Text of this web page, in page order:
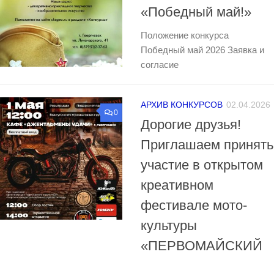
«Победный май!»
Положение конкурса
Победный май 2026 Заявка и
согласие
0
АРХИВ КОНКУРСОВ 02.04.2026
Дорогие друзья!
Приглашаем принять
участие в открытом
креативном
фестивале мото-
культуры
«ПЕРВОМАЙСКИЙ